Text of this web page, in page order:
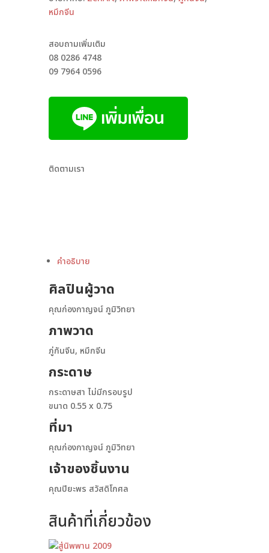
หมึกจีน
สอบถามเพิ่มเติม
08 0286 4748
09 7964 0596
ติดตามเรา
คำอธิบาย
ศิลปินผู้วาด
คุณก่องกาญจน์ ภูมิวิทยา
ภาพวาด
ภู่กันจีน, หมึกจีน
กระดาษ
กระดาษสา ไม่มีกรอบรูป
ขนาด 0.55 x 0.75
ที่มา
คุณก่องกาญจน์ ภูมิวิทยา
เจ้าของชิ้นงาน
คุณปิยะพร สวัสดิโกศล
สินค้าที่เกี่ยวข้อง